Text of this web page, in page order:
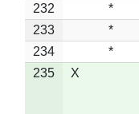
232
*
233
*
234
*
235
X